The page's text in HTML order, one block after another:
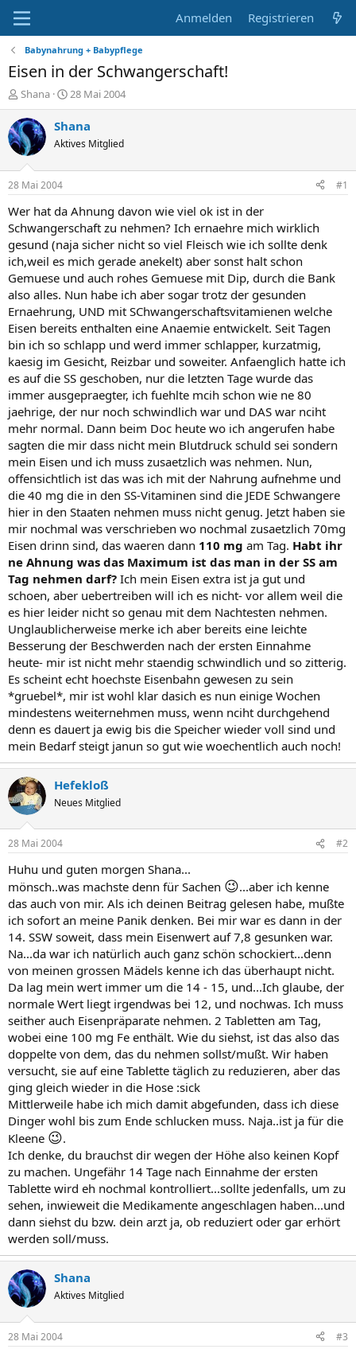
Anmelden Registrieren
Babynahrung + Babypflege
Eisen in der Schwangerschaft!
E
r
s
t
e
e
r
Shana
E
r
s
t
e
t
a
28 Mai 2004
Shana
Aktives Mitglied
28 Mai 2004 #1
Wer hat da Ahnung davon wie viel ok ist in der
Schwangerschaft zu nehmen? Ich ernaehre mich wirklich
gesund (naja sicher nicht so viel Fleisch wie ich sollte denk
ich,weil es mich gerade anekelt) aber sonst halt schon
Gemuese und auch rohes Gemuese mit Dip, durch die Bank
also alles. Nun habe ich aber sogar trotz der gesunden
Ernaehrung, UND mit SChwangerschaftsvitamienen welche
Eisen bereits enthalten eine Anaemie entwickelt. Seit Tagen
bin ich so schlapp und werd immer schlapper, kurzatmig,
kaesig im Gesicht, Reizbar und soweiter. Anfaenglich hatte ich
es auf die SS geschoben, nur die letzten Tage wurde das
immer ausgepraegter, ich fuehlte mcih schon wie ne 80
jaehrige, der nur noch schwindlich war und DAS war nciht
mehr normal. Dann beim Doc heute wo ich angerufen habe
sagten die mir dass nicht mein Blutdruck schuld sei sondern
mein Eisen und ich muss zusaetzlich was nehmen. Nun,
offensichtlich ist das was ich mit der Nahrung aufnehme und
die 40 mg die in den SS-Vitaminen sind die JEDE Schwangere
hier in den Staaten nehmen muss nicht genug. Jetzt haben sie
mir nochmal was verschrieben wo nochmal zusaetzlich 70mg
Eisen drinn sind, das waeren dann 110 mg am Tag. Habt ihr
ne Ahnung was das Maximum ist das man in der SS am
Tag nehmen darf? Ich mein Eisen extra ist ja gut und
schoen, aber uebertreiben will ich es nicht- vor allem weil die
es hier leider nicht so genau mit dem Nachtesten nehmen.
Unglaublicherweise merke ich aber bereits eine leichte
Besserung der Beschwerden nach der ersten Einnahme
heute- mir ist nicht mehr staendig schwindlich und so zitterig.
Es scheint echt hoechste Eisenbahn gewesen zu sein
*gruebel*, mir ist wohl klar dasich es nun einige Wochen
mindestens weiternehmen muss, wenn nciht durchgehend
denn es dauert ja ewig bis die Speicher wieder voll sind und
mein Bedarf steigt janun so gut wie woechentlich auch noch!
Hefekloß
Neues Mitglied
28 Mai 2004 #2
Huhu und guten morgen Shana...
mönsch..was machste denn für Sachen 😉...aber ich kenne
das auch von mir. Als ich deinen Beitrag gelesen habe, mußte
ich sofort an meine Panik denken. Bei mir war es dann in der
14. SSW soweit, dass mein Eisenwert auf 7,8 gesunken war.
Na...da war ich natürlich auch ganz schön schockiert...denn
von meinen grossen Mädels kenne ich das überhaupt nicht.
Da lag mein wert immer um die 14 - 15, und...Ich glaube, der
normale Wert liegt irgendwas bei 12, und nochwas. Ich muss
seither auch Eisenpräparate nehmen. 2 Tabletten am Tag,
wobei eine 100 mg Fe enthält. Wie du siehst, ist das also das
doppelte von dem, das du nehmen sollst/mußt. Wir haben
versucht, sie auf eine Tablette täglich zu reduzieren, aber das
ging gleich wieder in die Hose :sick
Mittlerweile habe ich mich damit abgefunden, dass ich diese
Dinger wohl bis zum Ende schlucken muss. Naja..ist ja für die
Kleene 😉.
Ich denke, du brauchst dir wegen der Höhe also keinen Kopf
zu machen. Ungefähr 14 Tage nach Einnahme der ersten
Tablette wird eh nochmal kontrolliert...sollte jedenfalls, um zu
sehen, inwieweit die Medikamente angeschlagen haben...und
dann siehst du bzw. dein arzt ja, ob reduziert oder gar erhört
werden soll/muss.
Shana
Aktives Mitglied
28 Mai 2004 #3